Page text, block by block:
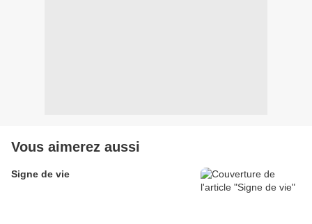
Vous aimerez aussi
Signe de vie